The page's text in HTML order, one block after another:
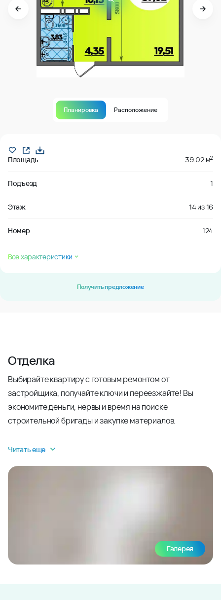
Планировка Расположение
Площадь 39.02 м2
Подъезд 1
Этаж 14 из16
Номер 124
Все характеристики
Получить предложение
Отделка
Выбирайте квартиру с готовым ремонтом от
застройщика, получайте ключи и переезжайте! Вы
экономите деньги, нервы и время на поиске
строительной бригады и закупке материалов.
Читать еще
Галерея